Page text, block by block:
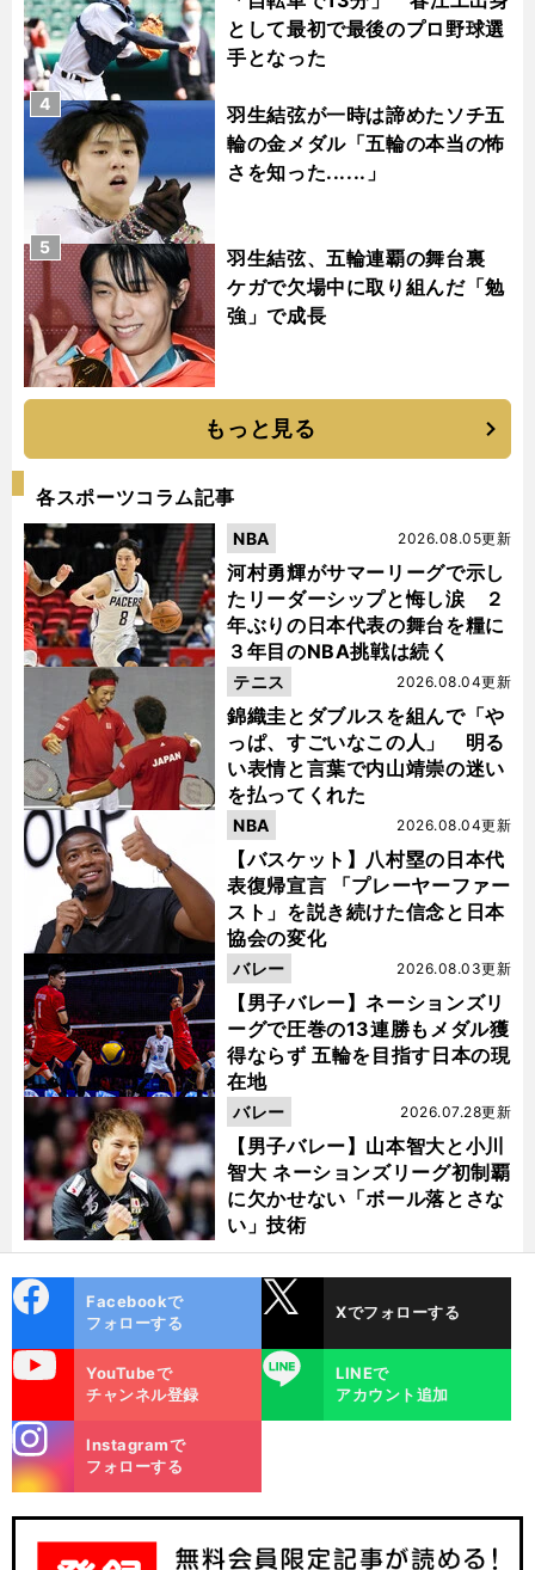
として最初で最後のプロ野球選
手となった
羽生結弦が一時は諦めたソチ五
輪の金メダル「五輪の本当の怖
さを知った......」
4
羽生結弦、五輪連覇の舞台裏
ケガで欠場中に取り組んだ「勉
強」で成長
5
もっと見る
各スポーツコラム記事
河村勇輝がサマーリーグで示し
たリーダーシップと悔し涙 ２
年ぶりの日本代表の舞台を糧に
３年目のNBA挑戦は続く
2026.08.05更新
NBA
錦織圭とダブルスを組んで「や
っぱ、すごいなこの人」 明る
い表情と言葉で内山靖崇の迷い
を払ってくれた
2026.08.04更新
テニス
【バスケット】八村塁の日本代
表復帰宣言 「プレーヤーファー
スト」を説き続けた信念と日本
協会の変化
2026.08.04更新
NBA
【男子バレー】ネーションズリ
ーグで圧巻の13連勝もメダル獲
得ならず 五輪を目指す日本の現
在地
2026.08.03更新
バレー
【男子バレー】山本智大と小川
智大 ネーションズリーグ初制覇
に欠かせない「ボール落とさな
い」技術
2026.07.28更新
バレー
ok
Facebookで
フォローする
Xでフォローする
YouTubeで
チャンネル登録
LINE
LINEで
アカウント追加
m
Instagramで
フォローする